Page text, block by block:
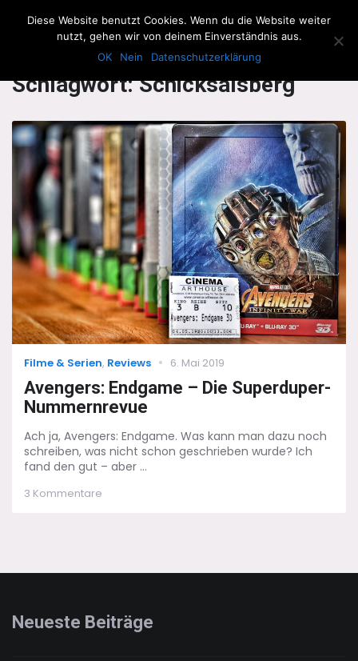
The Howling Men
Schlagwort:Schicksalsberg
Categories
Filme & Serien, Reviews
Posted
6. Mai 2019
Avengers: Endgame – Die Superduper-
Nummernrevue
Ach ja, Avengers: Endgame. Was kann man dazu noch
schreiben, was nicht schon geschrieben wurde? Ich
fand den gut – aber ...
3 Kommentare
Neueste Beiträge
Diese Website benutzt Cookies. Wenn du die Website weiter
nutzt, gehen wir von deinem Einverständnis aus.
OK
Nein Datenschutzerklärung